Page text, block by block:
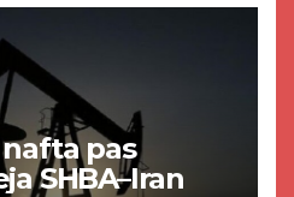
pas
SHBA–Iran